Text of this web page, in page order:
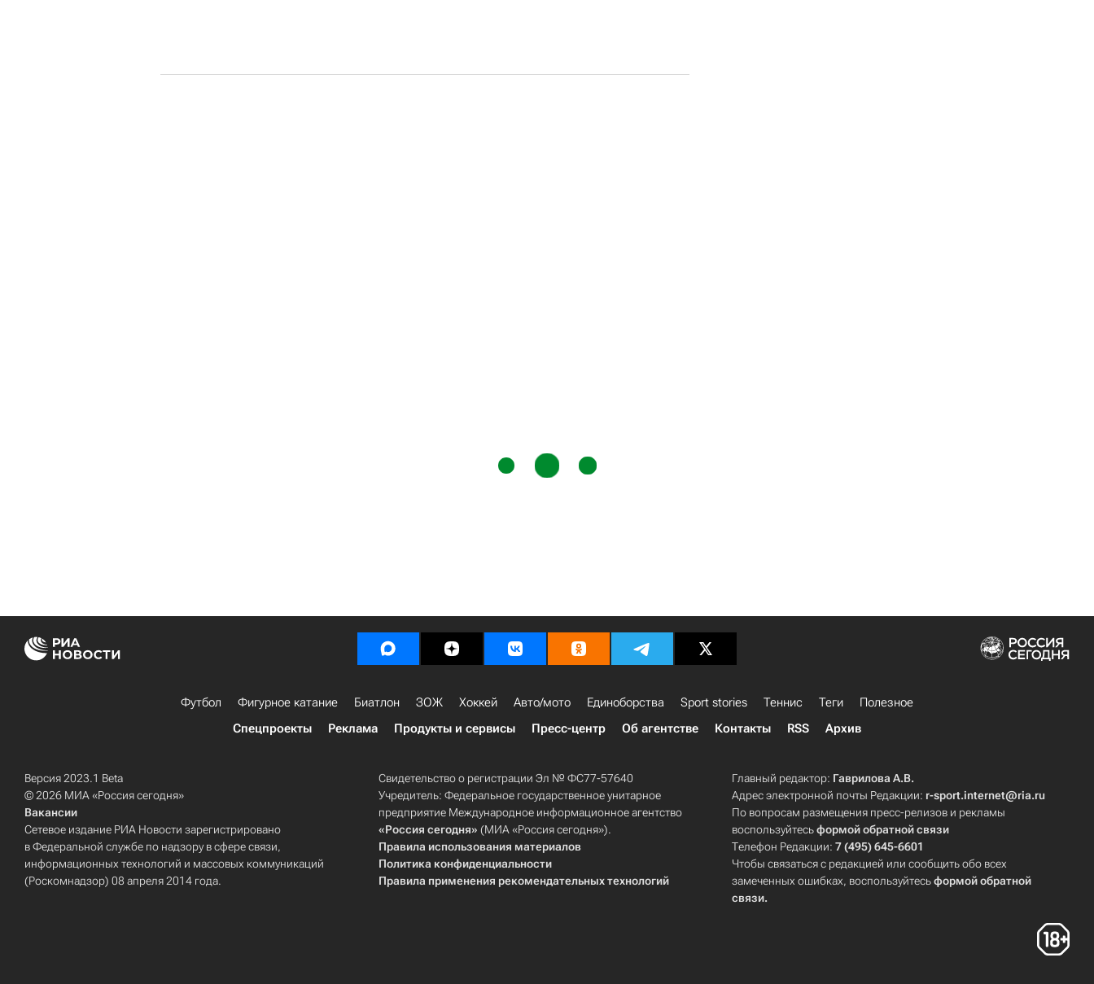
Футбол Фигурное катание Биатлон ЗОЖ Хоккей Авто/мото Единоборства Sport stories Теннис Теги
Полезное
Спецпроекты
Реклама Продукты и сервисы Пресс-центр Об агентстве Контакты RSS Архив
Версия 2023.1 Beta
© 2026 МИА «Россия сегодня»
Вакансии
Сетевое издание РИА Новости зарегистрировано
в Федеральной службе по надзору в сфере связи,
информационных технологий и массовых коммуникаций
(Роскомнадзор) 08 апреля 2014 года.
Свидетельство о регистрации Эл № ФС77-57640
Учредитель: Федеральное государственное унитарное
предприятие Международное информационное агентство
«Россия сегодня» (МИА «Россия сегодня»).
Правила использования материалов
Политика конфиденциальности
Правила применения рекомендательных технологий
Главный редактор: Гаврилова А.В.
Адрес электронной почты Редакции: r-sport.internet@ria.ru
По вопросам размещения пресс-релизов и рекламы
воспользуйтесьформой обратной связи
Телефон Редакции:7 (495) 645-6601
Чтобы связаться с редакцией или сообщить обо всех
замеченных ошибках, воспользуйтесьформой обратной
связи.